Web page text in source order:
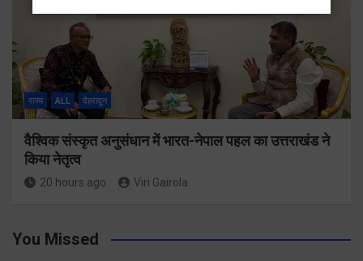
राज्य ALL देहरादून
वैश्विक संस्कृत अनुसंधान में भारत-नेपाल पहल का उत्तराखंड ने
किया नेतृत्व
20 hours ago Viri Gairola
You Missed